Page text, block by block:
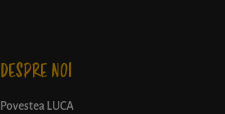
DESPRE NOI
Povestea LUCA